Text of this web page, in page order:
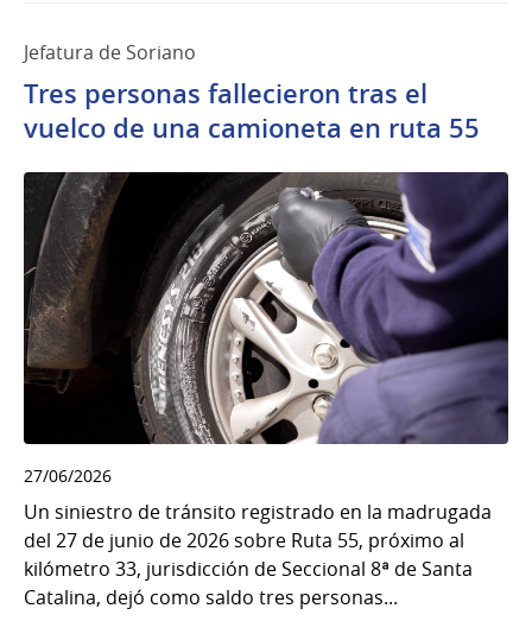
Jefatura de Soriano
Tres personas fallecieron tras el
vuelco de una camioneta en ruta 55
27/06/2026
Un siniestro de tránsito registrado en la madrugada
del 27 de junio de 2026 sobre Ruta 55, próximo al
kilómetro 33, jurisdicción de Seccional 8ª de Santa
Catalina, dejó como saldo tres personas...